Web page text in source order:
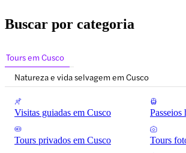
Buscar por categoria
Tours em Cusco
Natureza e vida selvagem em Cusco
Visitas guiadas em Cusco Passeios
Tours privados em Cusco Tours